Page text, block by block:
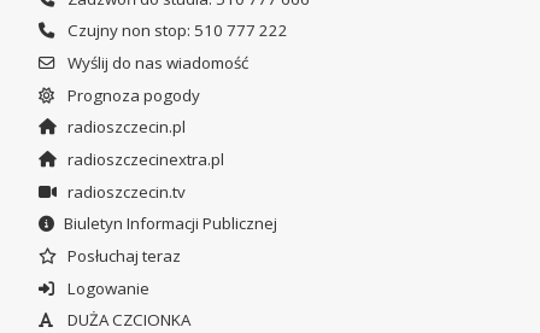
Czujny non stop: 510 777 222
Wyślij do nas wiadomość
Prognoza pogody
radioszczecin.pl
radioszczecinextra.pl
radioszczecin.tv
Biuletyn Informacji Publicznej
Posłuchaj teraz
Logowanie
DUŻA CZCIONKA